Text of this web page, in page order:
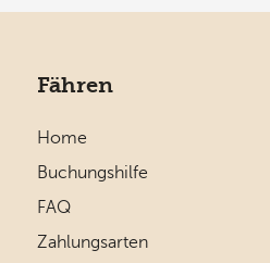
Fähren
Home
Buchungshilfe
FAQ
Zahlungsarten